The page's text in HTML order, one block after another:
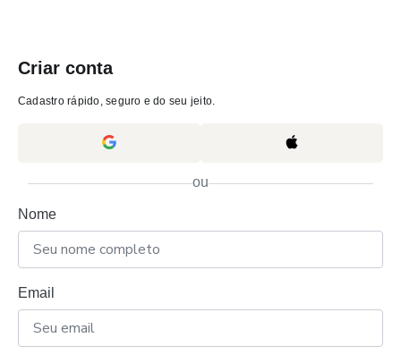
Criar conta
Cadastro rápido, seguro e do seu jeito.
ou
Nome
Email